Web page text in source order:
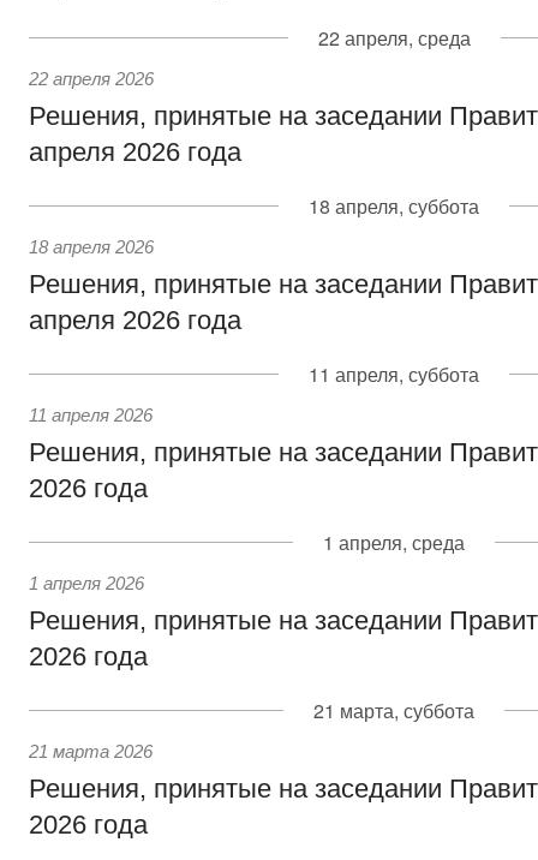
22 апреля, среда
22 апреля 2026
Решения, принятые на заседании
апреля 2026 года
18 апреля, суббота
18 апреля 2026
Решения, принятые на заседании
апреля 2026 года
11 апреля, суббота
11 апреля 2026
Решения, принятые на заседании
2026 года
1 апреля, среда
1 апреля 2026
Решения, принятые на заседании
2026 года
21 марта, суббота
21 марта 2026
Решения, принятые на заседании
2026 года